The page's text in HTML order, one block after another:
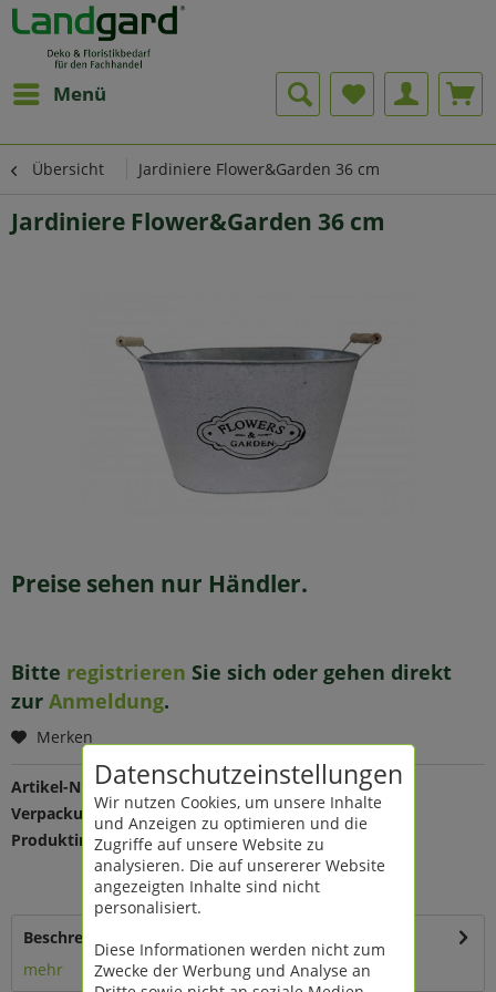
Menü
Übersicht Jardiniere Flower&Garden 36 cm
Jardiniere Flower&Garden 36 cm
Preise sehen nur Händler.
Bitte registrieren Sie sich oder gehen direkt
zur Anmeldung.
Merken
Artikel-Nr.:
137727
Verpackungseinheit:
1 St
Produktinfo:
Farbe: creme
Maße: L 36 B 24,5 H 16,5 cm
Material: Zink
Beschreibung
mehr
Datenschutzeinstellungen
Wir nutzen Cookies, um unsere Inhalte
und Anzeigen zu optimieren und die
Zugriffe auf unsere Website zu
analysieren. Die auf unsererer Website
angezeigten Inhalte sind nicht
personalisiert.
Diese Informationen werden nicht zum
Zwecke der Werbung und Analyse an